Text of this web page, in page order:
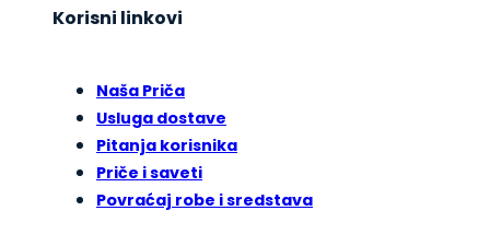
Korisni linkovi
Naša Priča
Usluga dostave
Pitanja korisnika
Priče i saveti
Povraćaj robe i sredstava